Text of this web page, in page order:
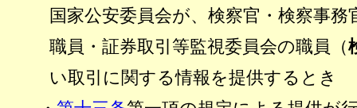
国家公安委員会が、検察官・検察事務
職員・証券取引等監視委員会の職員（
い取引に関する情報を提供するとき